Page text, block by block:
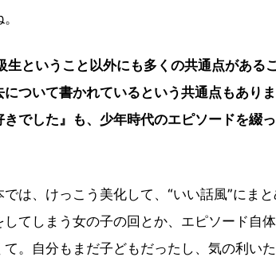
ということ以外にも多くの共通点がある
ついて書かれているという共通点もあり
でした』も、少年時代のエピソードを綴
は、けっこう美化して、“いい話風”にま
てしまう女の子の回とか、エピソード自
。自分もまだ子どもだったし、気の利い